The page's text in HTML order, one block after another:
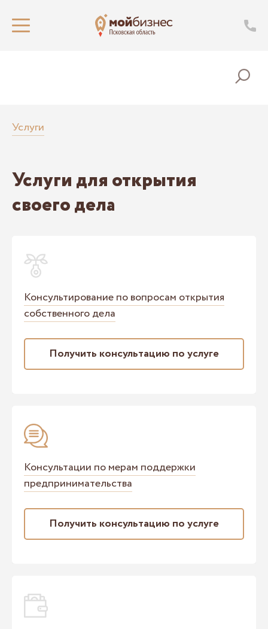
Услуги
Услуги для открытия
своего дела
Получить консультацию по услуге
Консультирование по вопросам открытия
собственного дела
Получить консультацию по услуге
Консультации по мерам поддержки
предпринимательства